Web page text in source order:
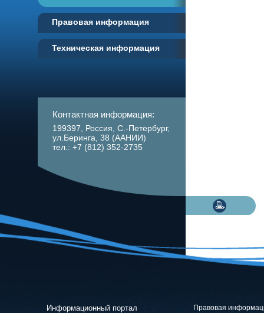
Правовая информация
Техническая информация
Контактная информация:
199397, Россия, С.-Петербург,
ул.Беринга, 38 (ААНИИ)
тел.: +7 (812) 352-2735
Информационный портал
Правовая